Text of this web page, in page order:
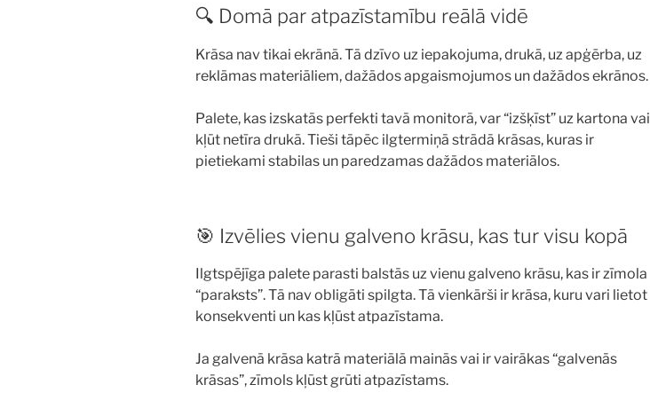
🔍 Domā par atpazīstamību reālā vidē
Krāsa nav tikai ekrānā. Tā dzīvo uz iepakojuma, drukā, uz apģērba, uz
reklāmas materiāliem, dažādos apgaismojumos un dažādos ekrānos.
Palete, kas izskatās perfekti tavā monitorā, var “izšķīst” uz kartona vai
kļūt netīra drukā. Tieši tāpēc ilgtermiņā strādā krāsas, kuras ir
pietiekami stabilas un paredzamas dažādos materiālos.
🎯 Izvēlies vienu galveno krāsu, kas tur visu kopā
Ilgtspējīga palete parasti balstās uz vienu galveno krāsu, kas ir zīmola
“paraksts”. Tā nav obligāti spilgta. Tā vienkārši ir krāsa, kuru vari lietot
konsekventi un kas kļūst atpazīstama.
Ja galvenā krāsa katrā materiālā mainās vai ir vairākas “galvenās
krāsas”, zīmols kļūst grūti atpazīstams.